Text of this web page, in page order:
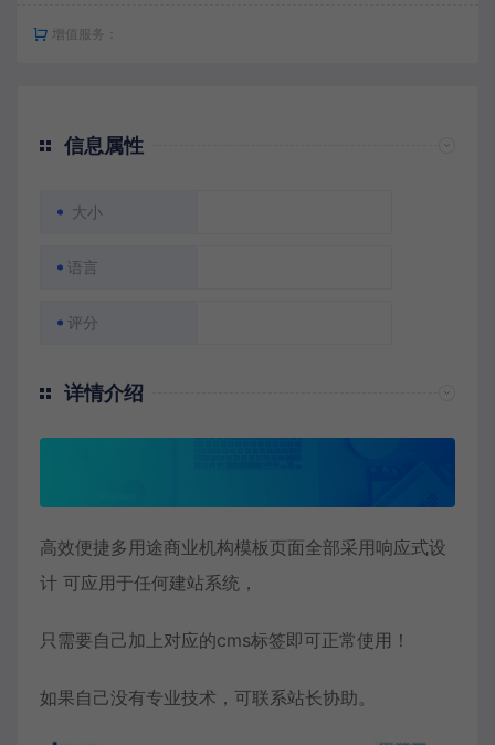
增值服务：
信息属性
大小
语言
评分
详情介绍
高效便捷多用途商业机构模板页面全部采用响应式设
计 可应用于任何建站系统，
只需要自己加上对应的cms标签即可正常使用！
如果自己没有专业技术，可联系站长协助。